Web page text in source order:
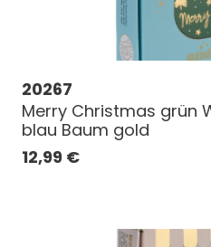
20267
Merry Christmas grün
blau Baum gold
12,99 €